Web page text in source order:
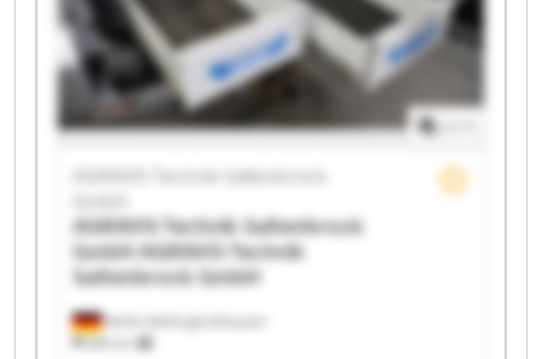
GmbH AGRAVIS Technik Saltenbrock GmbH AGRAVIS
Technik Saltenbrock GmbH AGRAVIS Technik
Saltenbrock GmbH AGRAVIS Technik Saltenbrock
Melle-Wellingholzhausen
685 km
AGRAVIS Technik Saltenbrock
AGRAVIS Technik Saltenbrock
GmbHAGRAVIS Technik
Saltenbrock GmbH